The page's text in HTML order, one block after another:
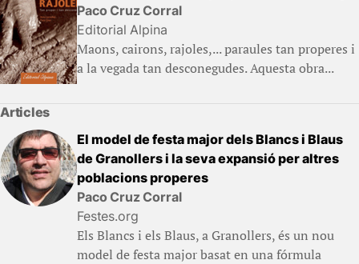
Paco Cruz Corral
Editorial Alpina
Maons, cairons, rajoles,... paraules tan properes i
a la vegada tan desconegudes. Aquesta obra...
Articles
El model de festa major dels Blancs i Blaus
de Granollers i la seva expansió per altres
poblacions properes
Paco Cruz Corral
Festes.org
Els Blancs i els Blaus, a Granollers, és un nou
model de festa major basat en una fórmula